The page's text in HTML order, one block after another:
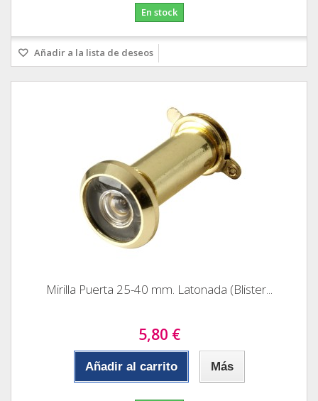
En stock
Añadir a la lista de deseos
Mirilla Puerta 25-40 mm. Latonada (Blister...
5,80 €
Añadir al carrito Más